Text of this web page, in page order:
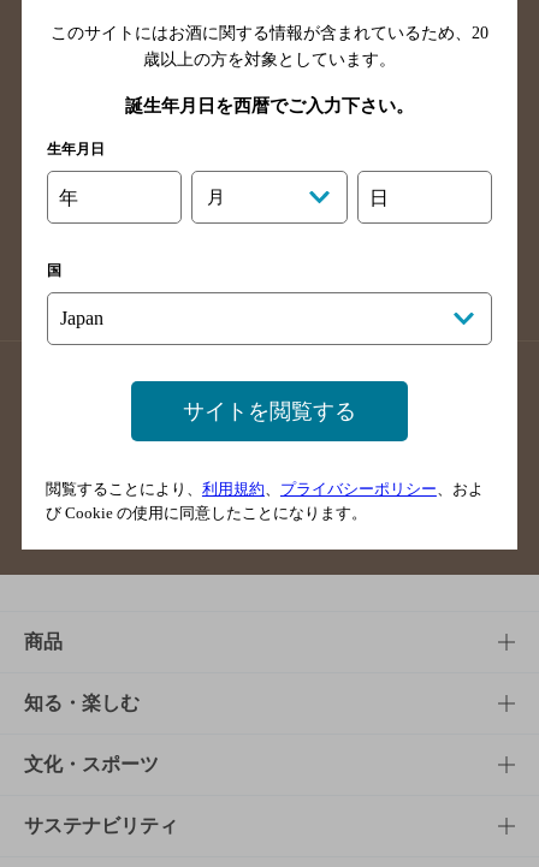
山口県のバー検索
鳥取県のバー検索
島根県のバー検索
徳島県のバー検索
香川県のバー検索
愛媛県のバー検索
高知県のバー検索
長崎県のバー検索
佐賀県のバー検索
大分県のバー検索
熊本県のバー検索
沖縄県のバー検索
店舗登録方法のご案内
店舗情報更新方法のご案内
掲載店舗様ログイン
ご意見・ご感想
商品
商品TOP
商品一覧
商品発売情報
知る・楽しむ
知る・楽しむTOP
キャンペーン
文化・スポーツ
文化・スポーツTOP
サステナビリティ
このサイトにはお酒に関する情報が含まれているため、 20
歳以上の方を対象としています。
誕生年月日を西暦でご入力下さい。
生年月日
年 月 日
国
サイトを閲覧する
閲覧することにより、 利用規約 プライバシーポリシー 、およ
び Cookie の使用に同意したことになります。